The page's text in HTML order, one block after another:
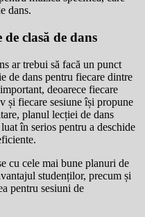
dans.
clasă de dans
ar trebui să facă un punct
de dans pentru fiecare dintre
deoarece fiecare
și fiecare sesiune își propune
planul lecției de dans
în serios pentru a deschide
cu cele mai bune planuri de
studenților, precum și
pentru sesiuni de